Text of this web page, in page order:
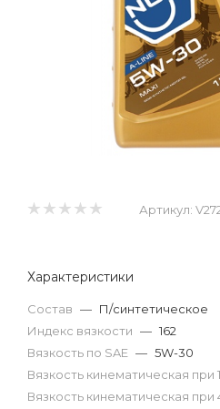
Артикул:
Характеристики
Состав — П/синтетическое
Индекс вязкости — 162
Вязкость по SAE — 5W-30
Вязкость кинематическая при
Вязкость кинематическая при